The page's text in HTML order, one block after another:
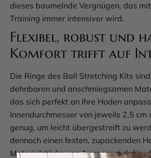
dieses baumelnde Vergnügen, das
Training immer intensiver wird.
Flexibel, robust und
Komfort trifft auf
Die Ringe des Ball Stretching Kits
dehnbaren und anschmiegsamen
das sich perfekt an Ihre Hoden
Innendurchmesser von jeweils 2,5 cm
genug, um leicht übergestreift zu
dennoch einen festen, zupackenden
Materialstärke von 1 cm sorgt dafür,